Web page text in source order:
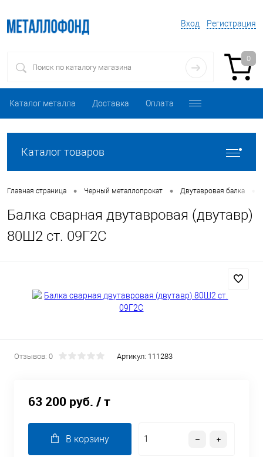
Вход Регистрация
0
Каталог металла Доставка Оплата
Каталог товаров
Главная страница • Черный металлопрокат • Двутавровая балка
Балка сварная двутавровая (двутавр)
80Ш2 ст. 09Г2С
Отзывов: 0 Артикул: 111283
63 200 руб. / т
В корзину